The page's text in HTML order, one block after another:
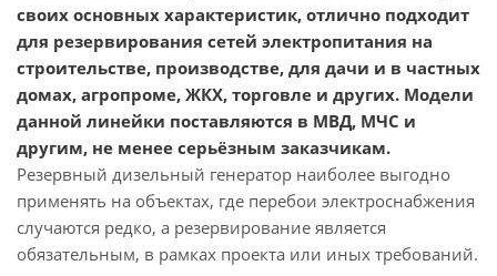
своих основных характеристик, отлично подходит
для резервирования сетей электропитания на
строительстве, производстве, для дачи и в частных
домах, агропроме, ЖКХ, торговле и других. Модели
данной линейки поставляются в МВД, МЧС и
другим, не менее серьёзным заказчикам.
Резервный дизельный генератор наиболее выгодно
применять на объектах, где перебои электроснабжения
случаются редко, а резервирование является
обязательным, в рамках проекта или иных требований.